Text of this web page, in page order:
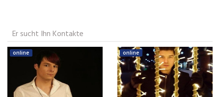
Er sucht Ihn Kontakte
online online